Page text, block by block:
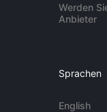
Werden
Anbieter
Sprachen
English